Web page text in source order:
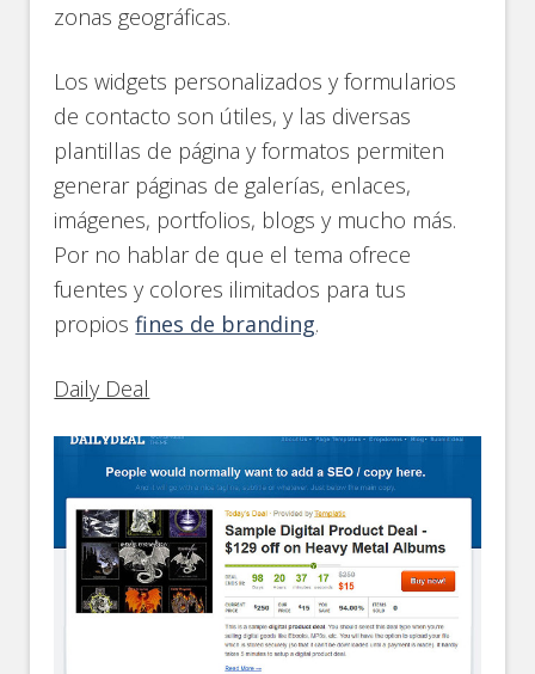
zonas geográficas.
Los widgets personalizados y formularios
de contacto son útiles, y las diversas
plantillas de página y formatos permiten
generar páginas de galerías, enlaces,
imágenes, portfolios, blogs y mucho más.
Por no hablar de que el tema ofrece
fuentes y colores ilimitados para tus
propiosfines de branding.
Daily Deal